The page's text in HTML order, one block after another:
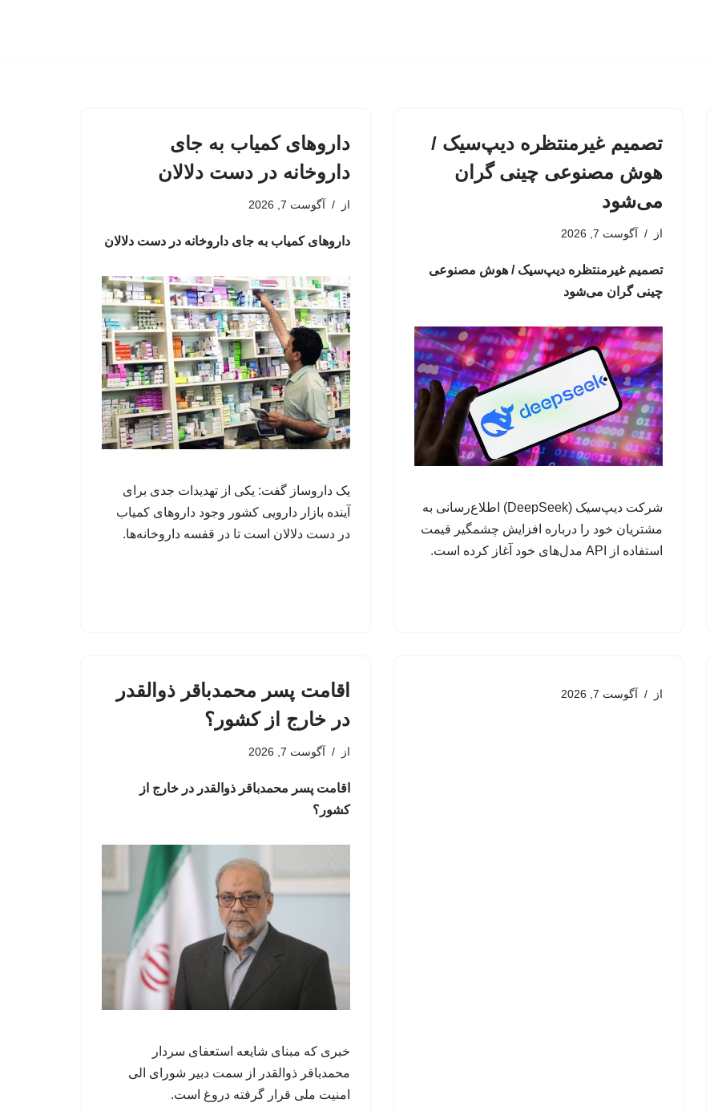
تصمیم غیرمنتظره دیپ‌سیک /
هوش مصنوعی چینی گران
می‌شود
از آگوست 7, 2026
تصمیم غیرمنتظره دیپ‌سیک / هوش مصنوعی
چینی گران می‌شود
شرکت دیپ‌سیک (DeepSeek) اطلاع‌رسانی به
مشتریان خود را درباره افزایش چشمگیر قیمت
استفاده از API مدل‌های خود آغاز کرده است.
داروهای کمیاب به جای
داروخانه در دست دلالان
از آگوست 7, 2026
داروهای کمیاب به جای داروخانه در دست دلالان
یک داروساز گفت: یکی از تهدیدات جدی برای
آینده بازار دارویی کشور وجود داروهای کمیاب
در دست دلالان است تا در قفسه داروخانه‌ها.
از آگوست 7, 2026
اقامت پسر محمدباقر ذوالقدر
در خارج از کشور؟
از آگوست 7, 2026
اقامت پسر محمدباقر ذوالقدر در خارج از
کشور؟
خبری که مبنای شایعه استعفای سردار
محمدباقر ذوالقدر از سمت دبیر شورای الی
امنیت ملی قرار گرفته دروغ است.